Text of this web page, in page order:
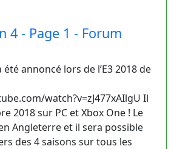
4 - Page 1 - Forum
annoncé lors de l’E3 2018 de
watch?v=zJ477xAIlgU Il
2018 sur PC et Xbox One ! Le
Angleterre et il sera possible
des 4 saisons sur tous les